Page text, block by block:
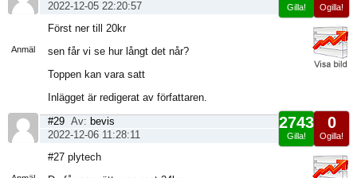
Anmäl
Ogilla!
Gilla!
2022-12-05 22:20:57
Först ner till 20kr
sen får vi se hur långt det når?
Toppen kan vara satt
Inlägget är redigerat av författaren.
0
Ogilla!
2743
Gilla!
#29 Av: bevis
2022-12-06 11:28:11
#27 plytech